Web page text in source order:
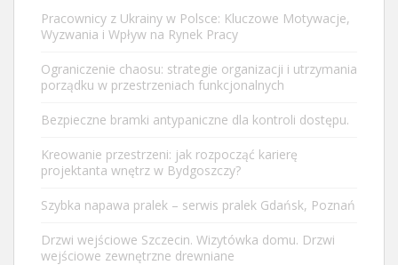
Pracownicy z Ukrainy w Polsce: Kluczowe Motywacje,
Wyzwania i Wpływ na Rynek Pracy
Ograniczenie chaosu: strategie organizacji i utrzymania
porządku w przestrzeniach funkcjonalnych
Bezpieczne bramki antypaniczne dla kontroli dostępu.
Kreowanie przestrzeni: jak rozpocząć karierę
projektanta wnętrz w Bydgoszczy?
Szybka napawa pralek – serwis pralek Gdańsk, Poznań
Drzwi wejściowe Szczecin. Wizytówka domu. Drzwi
wejściowe zewnętrzne drewniane